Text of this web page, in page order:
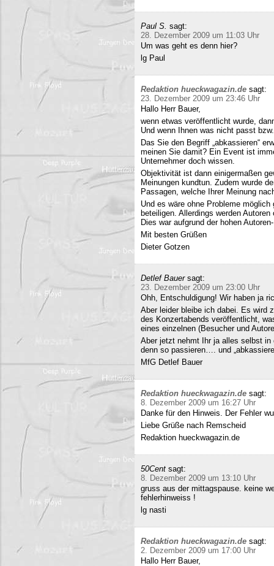
Paul S. sagt:
28. Dezember 2009 um 11:03 Uhr
Um was geht es denn hier?
lg Paul
Redaktion hueckwagazin.de sagt:
23. Dezember 2009 um 23:46 Uhr
Hallo Herr Bauer,
wenn etwas veröffentlicht wurde,
Und wenn Ihnen was nicht passt
Das Sie den Begriff „abkassieren“
meinen Sie damit? Ein Event ist
Unternehmer doch wissen.
Objektivität ist dann einigermaßen
Meinungen kundtun. Zudem wurde
Passagen, welche Ihrer Meinung
Und es wäre ohne Probleme
beteiligen. Allerdings werden
Dies war aufgrund der hohen
Mit besten Grüßen
Dieter Gotzen
Detlef Bauer sagt:
23. Dezember 2009 um 23:00 Uhr
Ohh, Entschuldigung! Wir haben ja
Aber leider bleibe ich dabei. Es wird
des Konzertabends veröffentlicht,
eines einzelnen (Besucher und
Aber jetzt nehmt Ihr ja alles selbst
denn so passieren…. und
MfG Detlef Bauer
Redaktion hueckwagazin.de sagt:
8. Dezember 2009 um 16:27 Uhr
Danke für den Hinweis. Der Fehler
Liebe Grüße nach Remscheid
Redaktion hueckwagazin.de
50Cent sagt:
8. Dezember 2009 um 13:10 Uhr
gruss aus der mittagspause. keine
fehlerhinweiss !
lg nasti
Redaktion hueckwagazin.de sagt:
2. Dezember 2009 um 17:00 Uhr
Hallo Herr Bauer,